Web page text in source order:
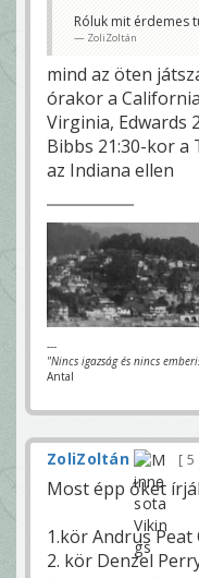
Róluk mit érdemes
ZoliZoltán
mind az öten
órakor a
Virginia, Edwards
Bibbs 21:30-kor a
az Indiana ellen
---
"Nincs igazság és nincs
Antal
ZoliZoltán 5
Most épp őket
1.kör Andrus
2. kör Denzel